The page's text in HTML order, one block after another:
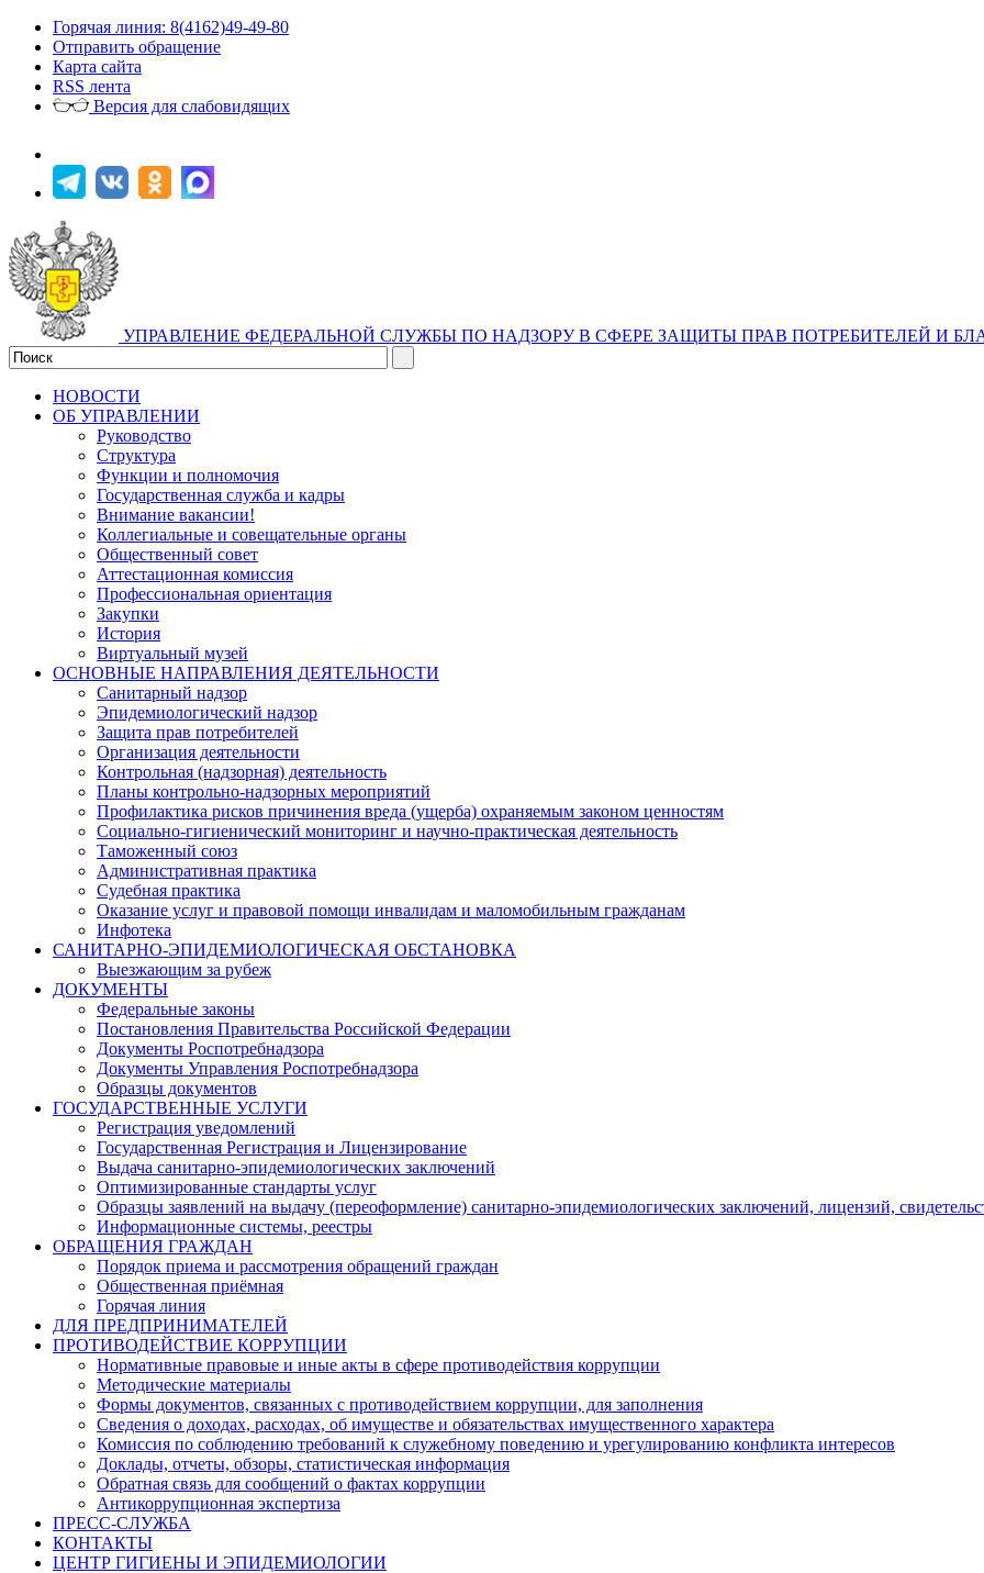
Горячая линия: 8(4162)49-49-80
Отправить обращение
Карта сайта
RSS лента
Версия для слабовидящих
УПРАВЛЕНИЕ ФЕДЕРАЛЬНОЙ СЛУЖБЫ ПО НАДЗОРУ В СФЕРЕ ЗАЩИТЫ ПРАВ ПОТРЕБИТЕЛЕЙ И
НОВОСТИ
ОБ УПРАВЛЕНИИ
Руководство
Структура
Функции и полномочия
Государственная служба и кадры
Внимание вакансии!
Коллегиальные и совещательные органы
Общественный совет
Аттестационная комиссия
Профессиональная ориентация
Закупки
История
Виртуальный музей
ОСНОВНЫЕ НАПРАВЛЕНИЯ ДЕЯТЕЛЬНОСТИ
Санитарный надзор
Эпидемиологический надзор
Защита прав потребителей
Организация деятельности
Контрольная (надзорная) деятельность
Планы контрольно-надзорных мероприятий
Профилактика рисков причинения вреда (ущерба) охраняемым законом ценностям
Социально-гигиенический мониторинг и научно-практическая деятельность
Таможенный союз
Административная практика
Судебная практика
Оказание услуг и правовой помощи инвалидам и маломобильным гражданам
Инфотека
САНИТАРНО-ЭПИДЕМИОЛОГИЧЕСКАЯ ОБСТАНОВКА
Выезжающим за рубеж
ДОКУМЕНТЫ
Федеральные законы
Постановления Правительства Российской Федерации
Документы Роспотребнадзора
Документы Управления Роспотребнадзора
Образцы документов
ГОСУДАРСТВЕННЫЕ УСЛУГИ
Регистрация уведомлений
Государственная Регистрация и Лицензирование
Выдача санитарно-эпидемиологических заключений
Оптимизированные стандарты услуг
Образцы заявлений на выдачу (переоформление) санитарно-эпидемиологических заключений, лицензий,
Информационные системы, реестры
ОБРАЩЕНИЯ ГРАЖДАН
Порядок приема и рассмотрения обращений граждан
Общественная приёмная
Горячая линия
ДЛЯ ПРЕДПРИНИМАТЕЛЕЙ
ПРОТИВОДЕЙСТВИЕ КОРРУПЦИИ
Нормативные правовые и иные акты в сфере противодействия коррупции
Методические материалы
Формы документов, связанных с противодействием коррупции, для заполнения
Сведения о доходах, расходах, об имуществе и обязательствах имущественного характера
Комиссия по соблюдению требований к служебному поведению и урегулированию конфликта интересов
Доклады, отчеты, обзоры, статистическая информация
Обратная связь для сообщений о фактах коррупции
Антикоррупционная экспертиза
ПРЕСС-СЛУЖБА
КОНТАКТЫ
ЦЕНТР ГИГИЕНЫ И ЭПИДЕМИОЛОГИИ